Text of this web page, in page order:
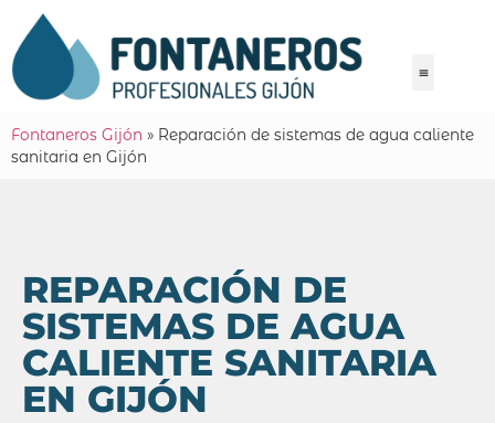
Fontaneros Gijón » Reparación de sistemas de agua caliente
sanitaria en Gijón
REPARACIÓN DE
SISTEMAS DE AGUA
CALIENTE SANITARIA
EN GIJÓN